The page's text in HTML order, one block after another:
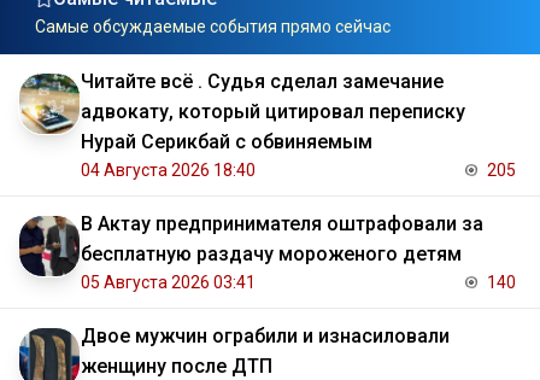
Самые обсуждаемые события прямо сейчас
Читайте всё . Судья сделал замечание
адвокату, который цитировал переписку
Нурай Серикбай с обвиняемым
04 Августа 2026 18:40 205
В Актау предпринимателя оштрафовали за
бесплатную раздачу мороженого детям
05 Августа 2026 03:41 140
Двое мужчин ограбили и изнасиловали
женщину после ДТП